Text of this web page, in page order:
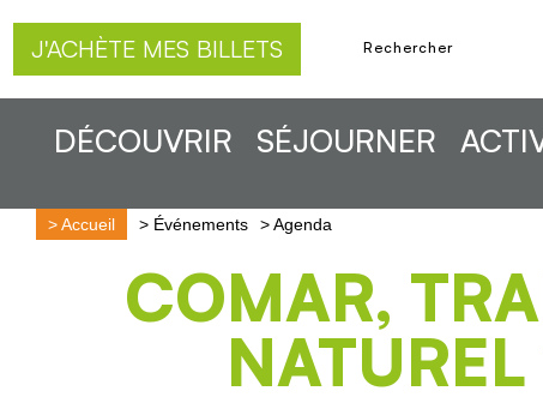
J'ACHÈTE MES BILLETS
DÉCOUVRIR SÉJOURNER
>Accueil > Événements >Agenda
COMAR,
NATUREL